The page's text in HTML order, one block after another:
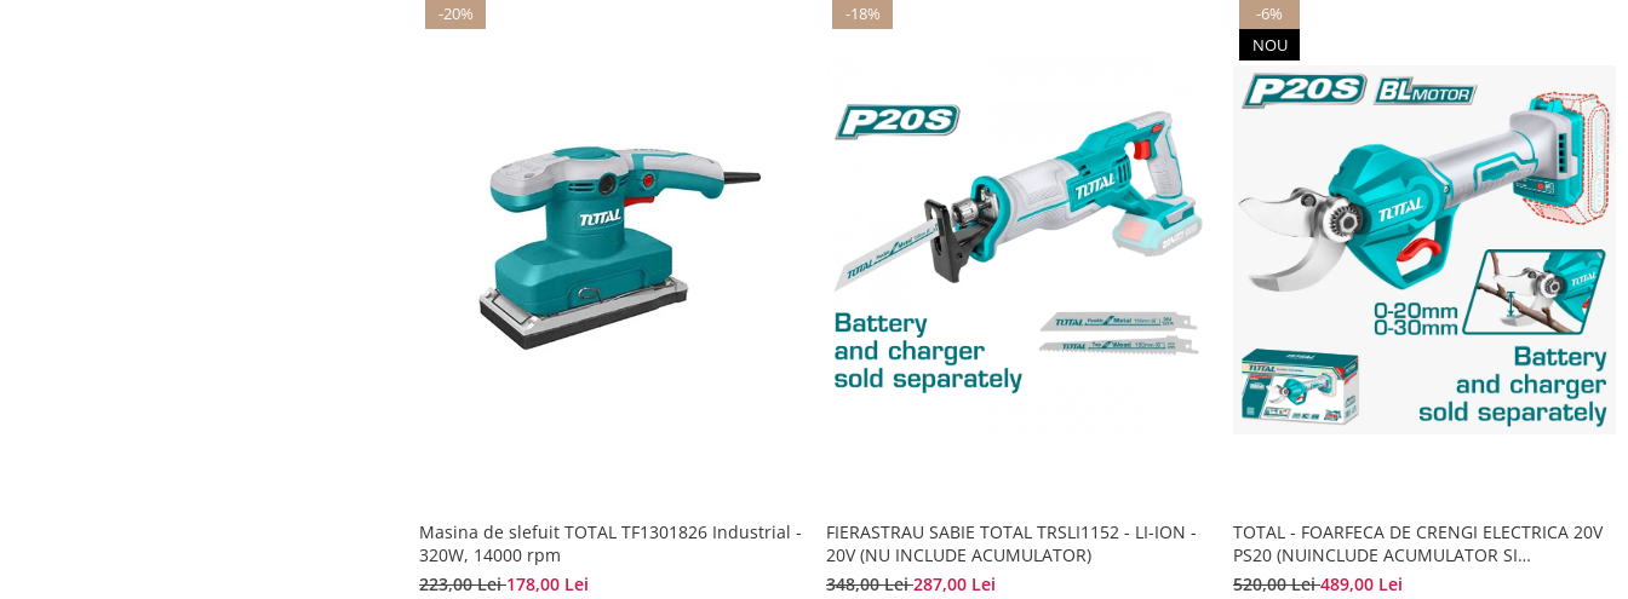
-20%
Masina de slefuit TOTAL TF1301826 Industrial -
320W, 14000 rpm
223,00 Lei178,00 Lei
-18%
FIERASTRAU SABIE TOTAL TRSLI1152 - LI-ION -
20V (NU INCLUDE ACUMULATOR)
348,00 Lei287,00 Lei
-6%
NOU
TOTAL - FOARFECA DE CRENGI ELECTRICA 20V
PS20 (NUINCLUDE ACUMULATOR SI
INCARCATOR)
520,00 Lei489,00 Lei